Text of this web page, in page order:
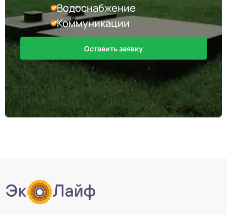
Водоснабжение
Коммуникации
Оставить заявку